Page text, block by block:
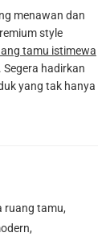
menawan dan
style
tamu istimewa
hadirkan
yang tak hanya
ruang tamu,
,